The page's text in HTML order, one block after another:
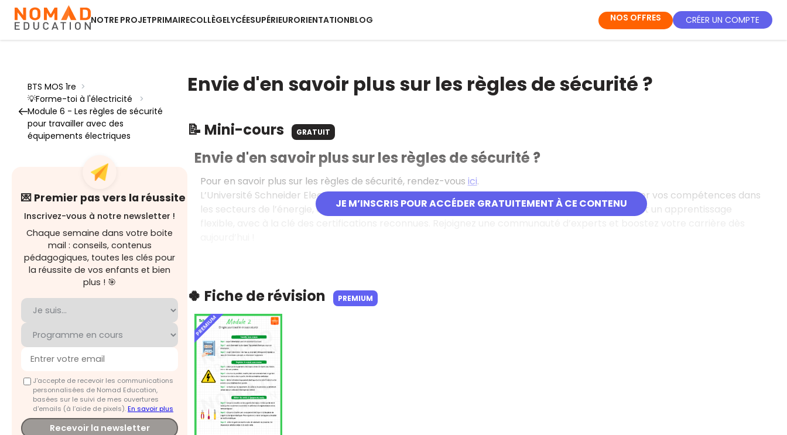
NOTRE PROJETPRIMAIRECOLLÈGELYCÉESUPÉRIEURORIENTATIONBLOG NOS OFFRES CRÉER UN COMPTE
BTS MOS 1re >
💡Forme-toi à l'électricité
>
Module 6 - Les règles de sécurité
pour travailler avec des
équipements électriques
💌 Premier pas vers la réussite
Inscrivez-vous à notre newsletter !
Chaque semaine dans votre boite
mail : conseils, contenus
pédagogiques, toutes les clés pour
la réussite de vos enfants et bien
plus ! 🎯
J'accepte de recevoir les communications
personnalisées de Nomad Education,
basées sur le suivi de mes ouvertures
d'emails (à l’aide de pixels).En savoir plus
Recevoir la newsletter
Envie d'en savoir plus sur les règles de sécurité ?
📝 Mini-cours GRATUIT
JE M’INSCRIS POUR ACCÉDER GRATUITEMENT À CE CONTENU
Envie d'en savoir plus sur les règles de sécurité ?
Pour en savoir plus sur les règles de sécurité, rendez-vous ici.
L’Université Schneider Electric propose plus de 300 formations en ligne gratuites pour développer vos compétences dans
les secteurs de l’énergie, de l’industrie et des infrastructures. Accessibles en français, elles offrent un apprentissage
🍀 Fiche de révision PREMIUM
PREMIUM